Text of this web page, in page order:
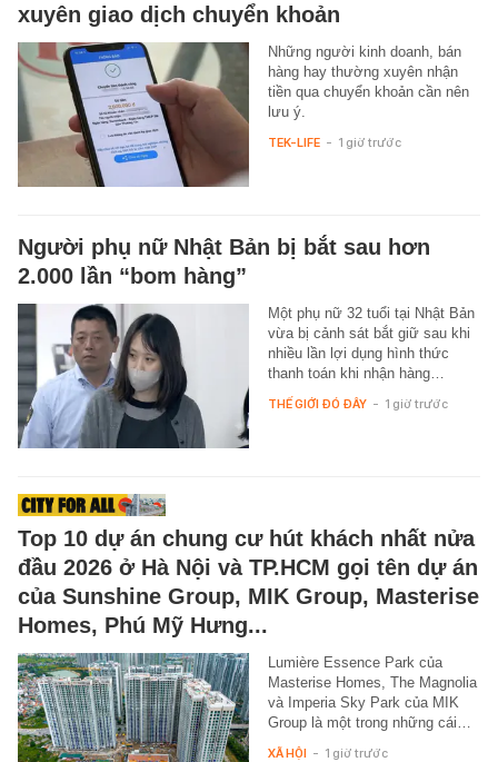
xuyên giao dịch chuyển khoản
Những người kinh doanh, bán
hàng hay thường xuyên nhận
tiền qua chuyển khoản cần nên
lưu ý.
TEK-LIFE - 1 giờ trước
Người phụ nữ Nhật Bản bị bắt sau hơn
2.000 lần “bom hàng”
Một phụ nữ 32 tuổi tại Nhật Bản
vừa bị cảnh sát bắt giữ sau khi
nhiều lần lợi dụng hình thức
thanh toán khi nhận hàng…
THẾ GIỚI ĐÓ ĐÂY - 1 giờ trước
Top 10 dự án chung cư hút khách nhất nửa
đầu 2026 ở Hà Nội và TP.HCM gọi tên dự án
của Sunshine Group, MIK Group, Masterise
Homes, Phú Mỹ Hưng...
Lumière Essence Park của
Masterise Homes, The Magnolia
và Imperia Sky Park của MIK
Group là một trong những cái…
XÃ HỘI - 1 giờ trước